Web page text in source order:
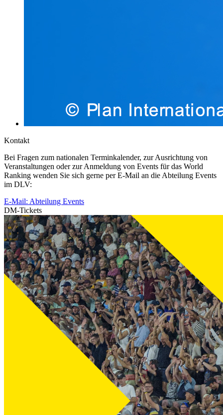
Kontakt
Bei Fragen zum nationalen Terminkalender, zur Ausrichtung von
Veranstaltungen oder zur Anmeldung von Events für das World
Ranking wenden Sie sich gerne per E-Mail an die Abteilung Events
im DLV:
E-Mail: Abteilung Events
DM-Tickets